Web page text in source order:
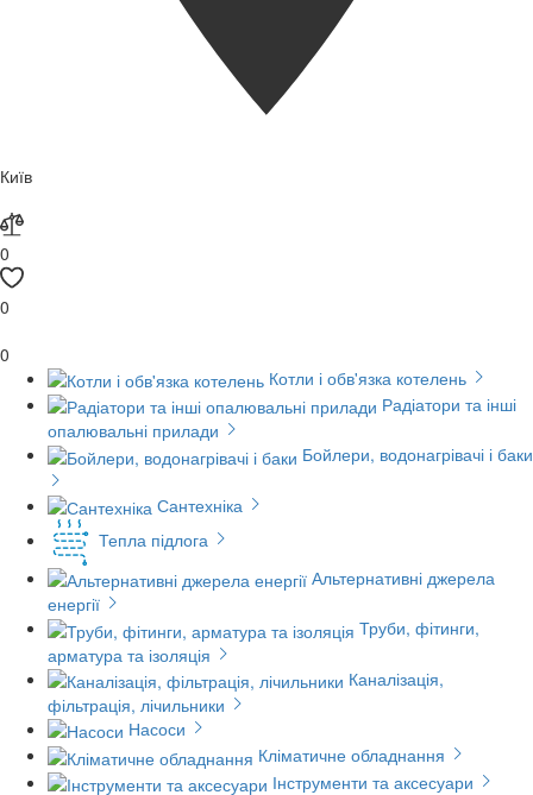
Київ
0
0
0
Котли і обв'язка котелень
Радіатори та інші
опалювальні прилади
Бойлери, водонагрівачі і баки
Сантехніка
Тепла підлога
Альтернативні джерела
енергії
Труби, фітинги,
арматура та ізоляція
Каналізація,
фільтрація, лічильники
Насоси
Кліматичне обладнання
Інструменти та аксесуари